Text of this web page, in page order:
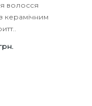
волосся
керамічним